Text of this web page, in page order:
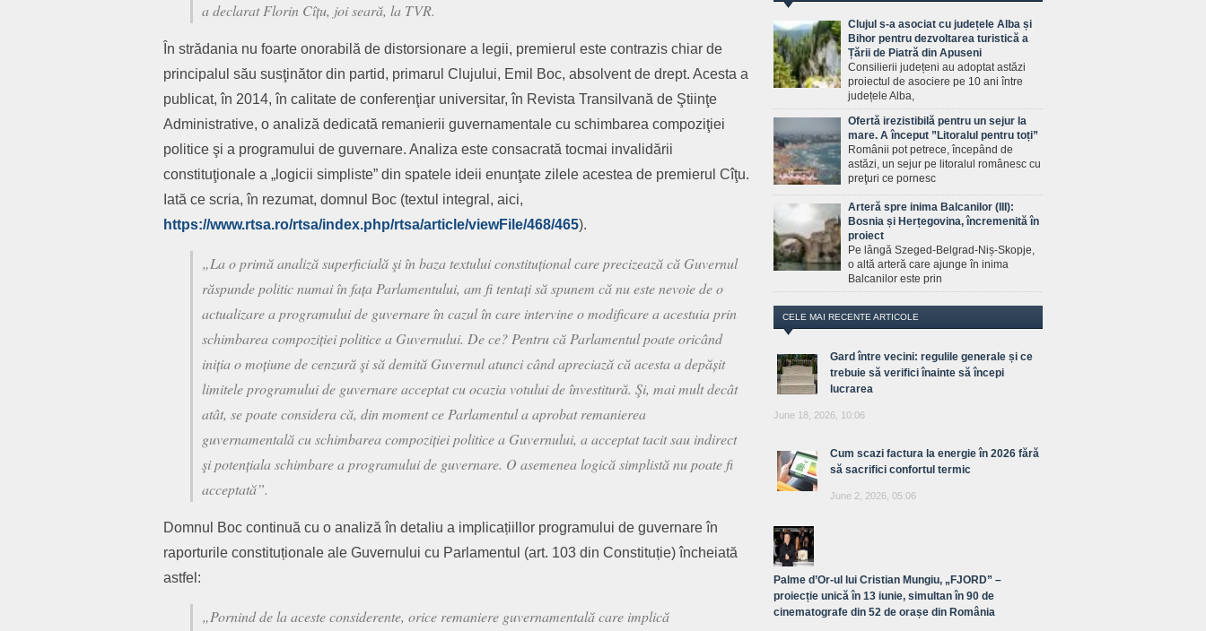
a declarat Florin Cîțu, joi seară, la TVR.
În strădania nu foarte onorabilă de distorsionare a legii, premierul este contrazis chiar de
principalul său susţinător din partid, primarul Clujului, Emil Boc, absolvent de drept. Acesta a
publicat, în 2014, în calitate de conferenţiar universitar, în Revista Transilvană de Ştiinţe
Administrative, o analiză dedicată remanierii guvernamentale cu schimbarea compoziţiei
politice şi a programului de guvernare. Analiza este consacrată tocmai invalidării
constituţionale a „logicii simpliste” din spatele ideii enunţate zilele acestea de premierul Cîţu.
Iată ce scria, în rezumat, domnul Boc (textul integral, aici,
https://www.rtsa.ro/rtsa/index.php/rtsa/article/viewFile/468/465).
„La o primă analiză superficială şi în baza textului constituțional care precizează că Guvernul
răspunde politic numai în fața Parlamentului, am fi tentați să spunem că nu este nevoie de o
actualizare a programului de guvernare în cazul în care intervine o modificare a acestuia prin
schimbarea compoziției politice a Guvernului. De ce? Pentru că Parlamentul poate oricând
iniția o moțiune de cenzură şi să demită Guvernul atunci când apreciază că acesta a depășit
limitele programului de guvernare acceptat cu ocazia votului de învestitură. Şi, mai mult decât
atât, se poate considera că, din moment ce Parlamentul a aprobat remanierea
guvernamentală cu schimbarea compoziției politice a Guvernului, a acceptat tacit sau indirect
şi potențiala schimbare a programului de guvernare. O asemenea logică simplistă nu poate fi
acceptată”.
Domnul Boc continuă cu o analiză în detaliu a implicațiillor programului de guvernare în
raporturile constituționale ale Guvernului cu Parlamentul (art. 103 din Constituție) încheiată
astfel:
„Pornind de la aceste considerente, orice remaniere guvernamentală care implică
Clujul s-a asociat cu județele Alba și
Bihor pentru dezvoltarea turistică a
Țării de Piatră din Apuseni
Consilierii județeni au adoptat astăzi
proiectul de asociere pe 10 ani între
județele Alba,
Ofertă irezistibilă pentru un sejur la
mare. A început ”Litoralul pentru toți”
Românii pot petrece, începând de
astăzi, un sejur pe litoralul românesc cu
preţuri ce pornesc
Arteră spre inima Balcanilor (III):
Bosnia și Herțegovina, încremenită în
proiect
Pe lângă Szeged-Belgrad-Niș-Skopje,
o altă arteră care ajunge în inima
Balcanilor este prin
CELE MAI RECENTE ARTICOLE
Gard între vecini: regulile generale și ce
trebuie să verifici înainte să începi
lucrarea
June 18, 2026, 10:06
Cum scazi factura la energie în 2026 fără
să sacrifici confortul termic
June 2, 2026, 05:06
Palme d’Or-ul lui Cristian Mungiu, „FJORD” –
proiecție unică în 13 iunie, simultan în 90 de
cinematografe din 52 de orașe din România